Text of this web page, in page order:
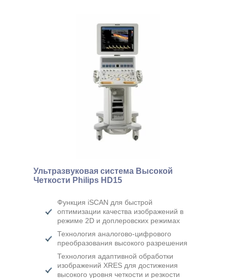
Ультразвуковая система Высокой
Четкости Philips HD15
Функция iSCAN для быстрой
оптимизации качества изображений в
режиме 2D и доплеровских режимах
Технология аналогово-цифрового
преобразования высокого разрешения
Технология адаптивной обработки
изображений XRES для достижения
высокого уровня четкости и резкости